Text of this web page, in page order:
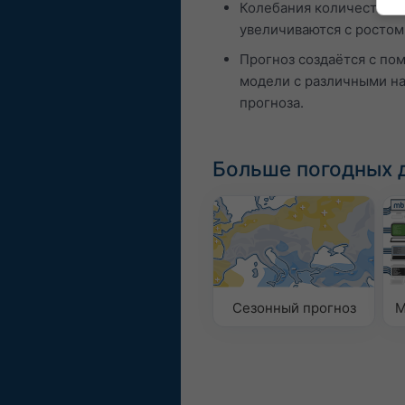
Колебания количества
увеличиваются с
Прогноз создаётся с
модели с различными
прогноза.
Больше погодных
Сезонный прогноз